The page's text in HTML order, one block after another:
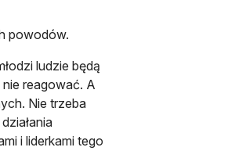
powodów.
ludzie będą
nie reagować. A
Nie trzeba
i liderkami tego